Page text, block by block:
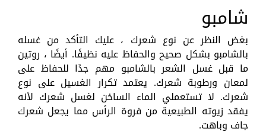
شامبو
بغض النظر عن نوع شعرك ، عليك التأكد من غسله
بالشامبو بشكل صحيح والحفاظ عليه نظيفًا. أيضًا ، روتين
ما قبل غسل الشعر بالشامبو مهم جدًا للحفاظ على
لمعان ورطوبة شعرك. يعتمد تكرار الغسيل على نوع
شعرك. لا تستعملي الماء الساخن لغسل شعرك لأنه
يفقد زيوته الطبيعية من فروة الرأس مما يجعل شعرك
جاف وباهت.